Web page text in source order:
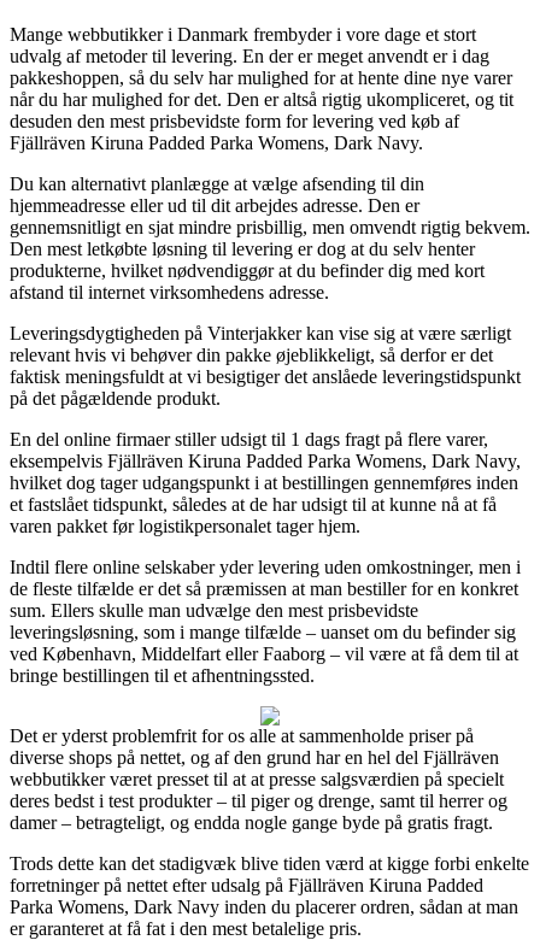
Mange webbutikker i Danmark frembyder i vore dage et stort
udvalg af metoder til levering. En der er meget anvendt er i dag
pakkeshoppen, så du selv har mulighed for at hente dine nye varer
når du har mulighed for det. Den er altså rigtig ukompliceret, og tit
desuden den mest prisbevidste form for levering ved køb af
Fjällräven Kiruna Padded Parka Womens, Dark Navy.
Du kan alternativt planlægge at vælge afsending til din
hjemmeadresse eller ud til dit arbejdes adresse. Den er
gennemsnitligt en sjat mindre prisbillig, men omvendt rigtig bekvem.
Den mest letkøbte løsning til levering er dog at du selv henter
produkterne, hvilket nødvendiggør at du befinder dig med kort
afstand til internet virksomhedens adresse.
Leveringsdygtigheden på Vinterjakker kan vise sig at være særligt
relevant hvis vi behøver din pakke øjeblikkeligt, så derfor er det
faktisk meningsfuldt at vi besigtiger det anslåede leveringstidspunkt
på det pågældende produkt.
En del online firmaer stiller udsigt til 1 dags fragt på flere varer,
eksempelvis Fjällräven Kiruna Padded Parka Womens, Dark Navy,
hvilket dog tager udgangspunkt i at bestillingen gennemføres inden
et fastslået tidspunkt, således at de har udsigt til at kunne nå at få
varen pakket før logistikpersonalet tager hjem.
Indtil flere online selskaber yder levering uden omkostninger, men i
de fleste tilfælde er det så præmissen at man bestiller for en konkret
sum. Ellers skulle man udvælge den mest prisbevidste
leveringsløsning, som i mange tilfælde – uanset om du befinder sig
ved København, Middelfart eller Faaborg – vil være at få dem til at
bringe bestillingen til et afhentningssted.
Det er yderst problemfrit for os alle at sammenholde priser på
diverse shops på nettet, og af den grund har en hel del Fjällräven
webbutikker været presset til at at presse salgsværdien på specielt
deres bedst i test produkter – til piger og drenge, samt til herrer og
damer – betragteligt, og endda nogle gange byde på gratis fragt.
Trods dette kan det stadigvæk blive tiden værd at kigge forbi enkelte
forretninger på nettet efter udsalg på Fjällräven Kiruna Padded
Parka Womens, Dark Navy inden du placerer ordren, sådan at man
er garanteret at få fat i den mest betalelige pris.